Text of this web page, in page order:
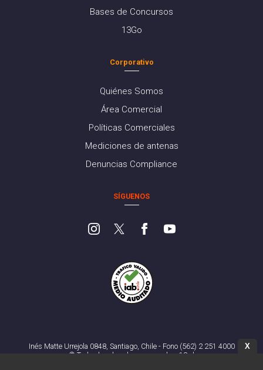
Bases de Concursos
13Go
Corporativo
Quiénes Somos
Área Comercial
Políticas Comerciales
Mediciones de antenas
Denuncias Compliance
SÍGUENOS
Inés Matte Urrejola 0848, Santiago, Chile - Fono (562) 2 251 4000
© Todos los derechos reservados. 13.cl
X